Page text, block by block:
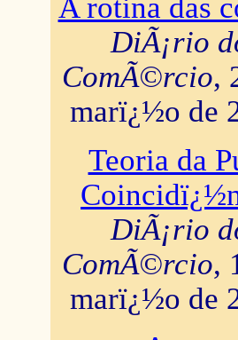
A rotina das
DiÃ¡rio
ComÃ©rcio,
marï¿½o de
Teoria da
DiÃ¡rio
ComÃ©rcio,
marï¿½o de